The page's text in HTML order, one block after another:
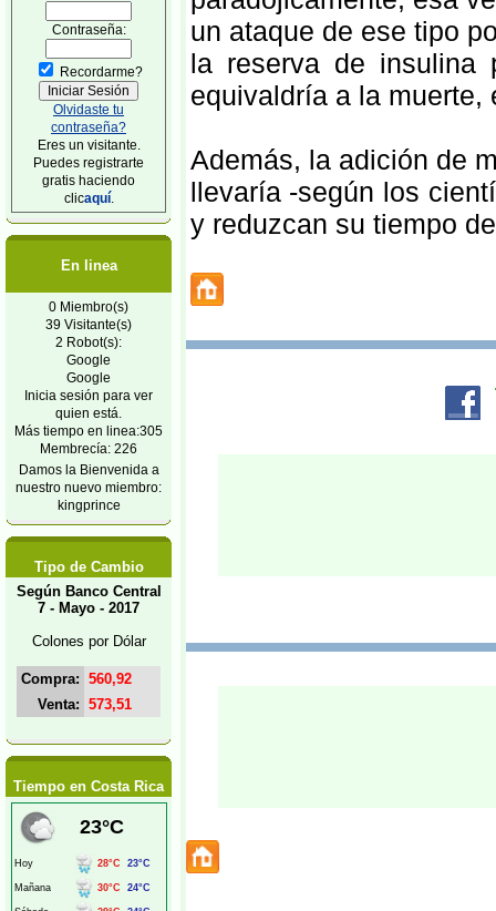
Contraseña:
Recordarme?
Olvidaste tu
contraseña?
Eres un visitante.
Puedes registrarte
gratis haciendo
clicaquí.
En linea
0 Miembro(s)
39 Visitante(s)
2 Robot(s):
Google
Google
Inicia sesión para ver
quien está.
Más tiempo en linea:305
Membrecía: 226
Damos la Bienvenida a
nuestro nuevo miembro:
kingprince
Tipo de Cambio
Según Banco Central
7 - Mayo - 2017
Colones por Dólar
Compra: 560,92
Venta: 573,51
Tiempo en Costa Rica
un ataque de ese tipo
la reserva de
equivaldría a la
Además, la adición de
llevaría -según los
y reduzcan su tiempo